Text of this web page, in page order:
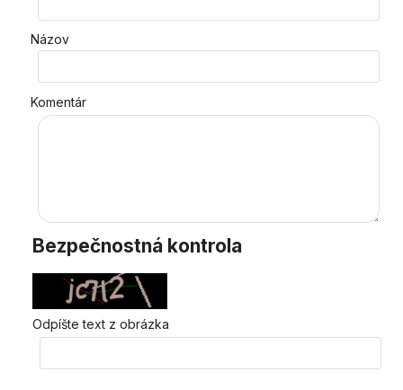
Názov
Komentár
Bezpečnostná kontrola
Odpíšte text z obrázka